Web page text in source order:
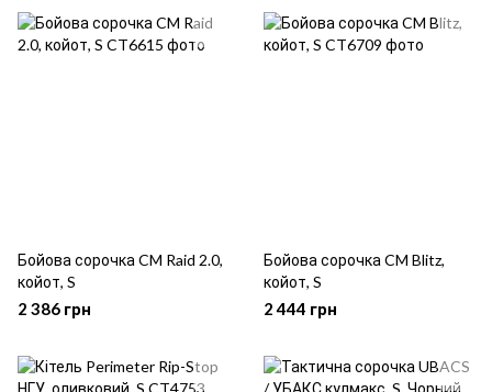
Бойова сорочка CM Raid 2.0,
койот, S
2 386 грн
Бойова сорочка CM Blitz,
койот, S
2 444 грн